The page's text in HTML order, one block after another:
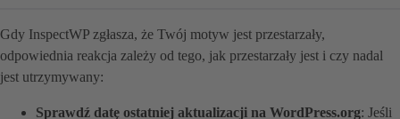
Gdy InspectWP zgłasza, że Twój motyw jest przestarzały,
odpowiednia reakcja zależy od tego, jak przestarzały jest i czy nadal
jest utrzymywany:
Sprawdź datę ostatniej aktualizacji na WordPress.org: Jeśli